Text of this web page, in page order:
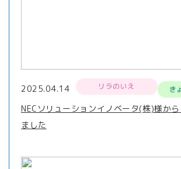
2025.04.14 リラのいえ き
NECソリューションイノベータ(株)様か
ました